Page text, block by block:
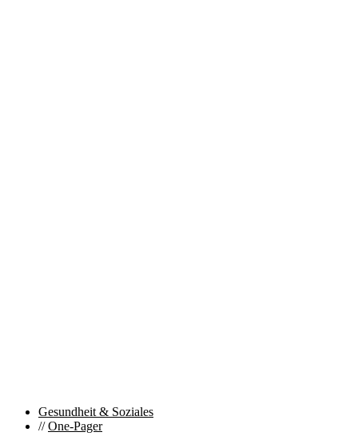
Gesundheit & Soziales
// One-Pager